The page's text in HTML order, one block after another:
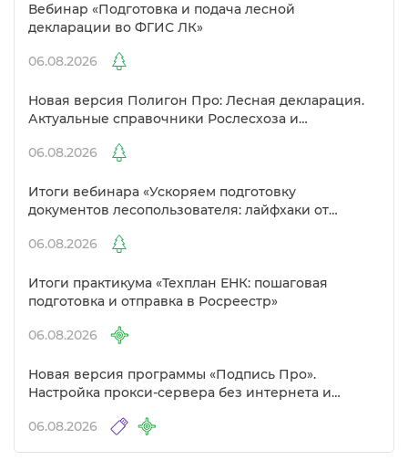
ебинар «Подготовка и подача лесной
декларации во ФГИС ЛК»
06.08.2026
Новая версия Полигон Про: Лесная декларация.
Актуальные справочники Рослесхоза и
06.08.2026
Итоги вебинара «Ускоряем подготовку
документов лесопользователя: лайфхаки от
06.08.2026
Итоги практикума «Техплан ЕНК: пошаговая
подготовка и отправка в Росреестр»
06.08.2026
Новая версия программы «Подпись Про».
Настройка прокси-сервера без интернета и
06.08.2026